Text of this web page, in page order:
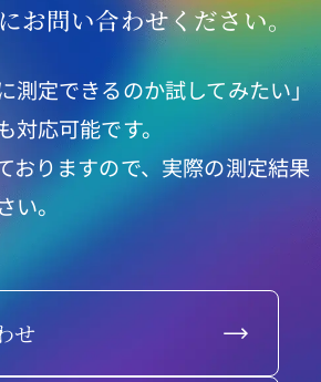
お問い合わせください。
測定できるのか試してみたい」
対応可能です。
おりますので、実際の測定結果
。
せ